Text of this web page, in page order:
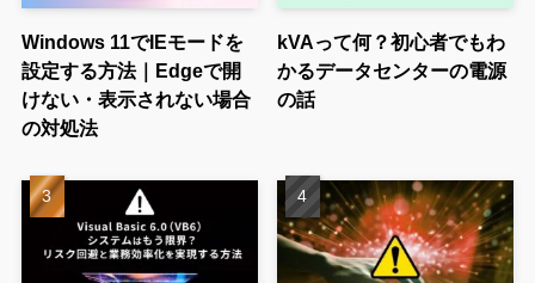
Windows 11でIEモードを
設定する方法｜Edgeで開
けない・表示されない場合
の対処法
kVAって何？初心者でもわ
かるデータセンターの電源
の話